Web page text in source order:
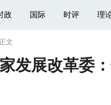
政 国际 时评 理
正文
发展改革委